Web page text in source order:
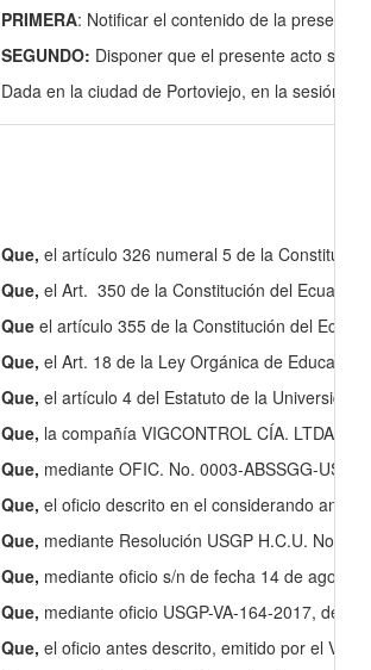
PRIMERA: Notificar el contenido de la presente
SEGUNDO: Disponer que el presente acto
Dada en la ciudad de Portoviejo, en la sesión
Que, el artículo 326 numeral 5 de la
Que, el Art. 350 de la Constitución del Ecuador
Que el artículo 355 de la Constitución del
Que, el Art. 18 de la Ley Orgánica de
Que, el artículo 4 del Estatuto de la
Que, la compañía VIGCONTROL CÍA. LTDA.,
Que, mediante OFIC. No. 0003-ABSSGG-
Que, el oficio descrito en el considerando
Que, mediante Resolución USGP H.C.U. No.
Que, mediante oficio s/n de fecha 14 de agosto
Que, mediante oficio USGP-VA-164-2017, de
Que, el oficio antes descrito, emitido por el